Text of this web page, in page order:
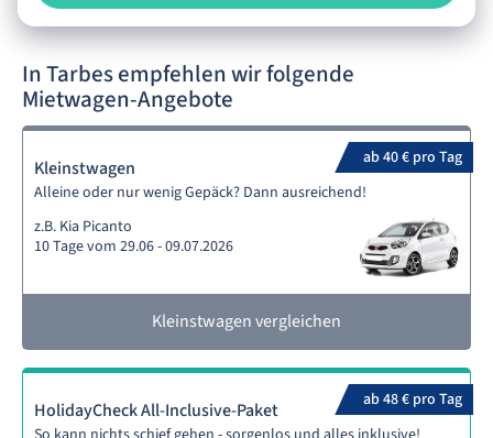
In Tarbes empfehlen wir folgende
Mietwagen-Angebote
ab 40 € pro Tag
Kleinstwagen
Alleine oder nur wenig Gepäck? Dann ausreichend!
z.B. Kia Picanto
10 Tage vom 29.06 - 09.07.2026
Kleinstwagen vergleichen
ab 48 € pro Tag
HolidayCheck All-Inclusive-Paket